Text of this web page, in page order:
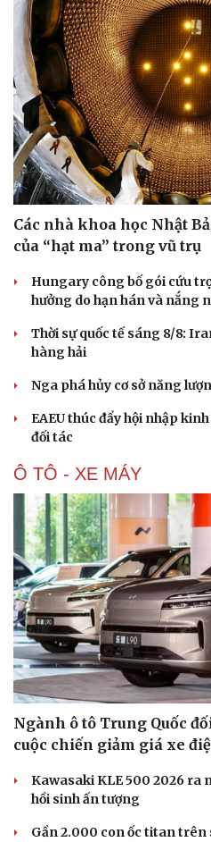
Tư vấn
check-in
Các nhà khoa học Nhật
của “hạt ma” trong vũ trụ
Hungary công bố gói cứu
hưởng do hạn hán và nắng
Thời sự quốc tế sáng 8/8:
hàng hải
Nga phá hủy cơ sở năng
EAEU thúc đẩy hội nhập
đối tác
Ô TÔ - XE MÁY
Ngành ô tô Trung Quốc
cuộc chiến giảm giá xe
Kawasaki KLE 500 2026 ra
hồi sinh ấn tượng
Gần 2.000 con ốc titan trên